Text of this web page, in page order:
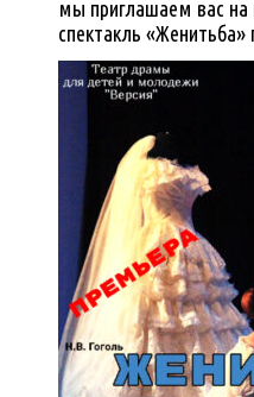
мы приглашаем вас
спектакль